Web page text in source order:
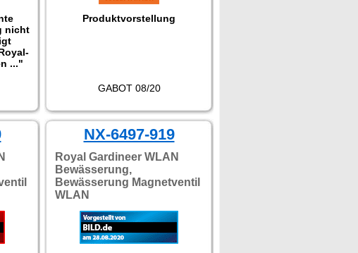
nicht
..."
Produktvorstellung
GABOT 08/20
NX-6497-919
Royal Gardineer WLAN
Bewässerung,
Bewässerung Magnetventil
WLAN